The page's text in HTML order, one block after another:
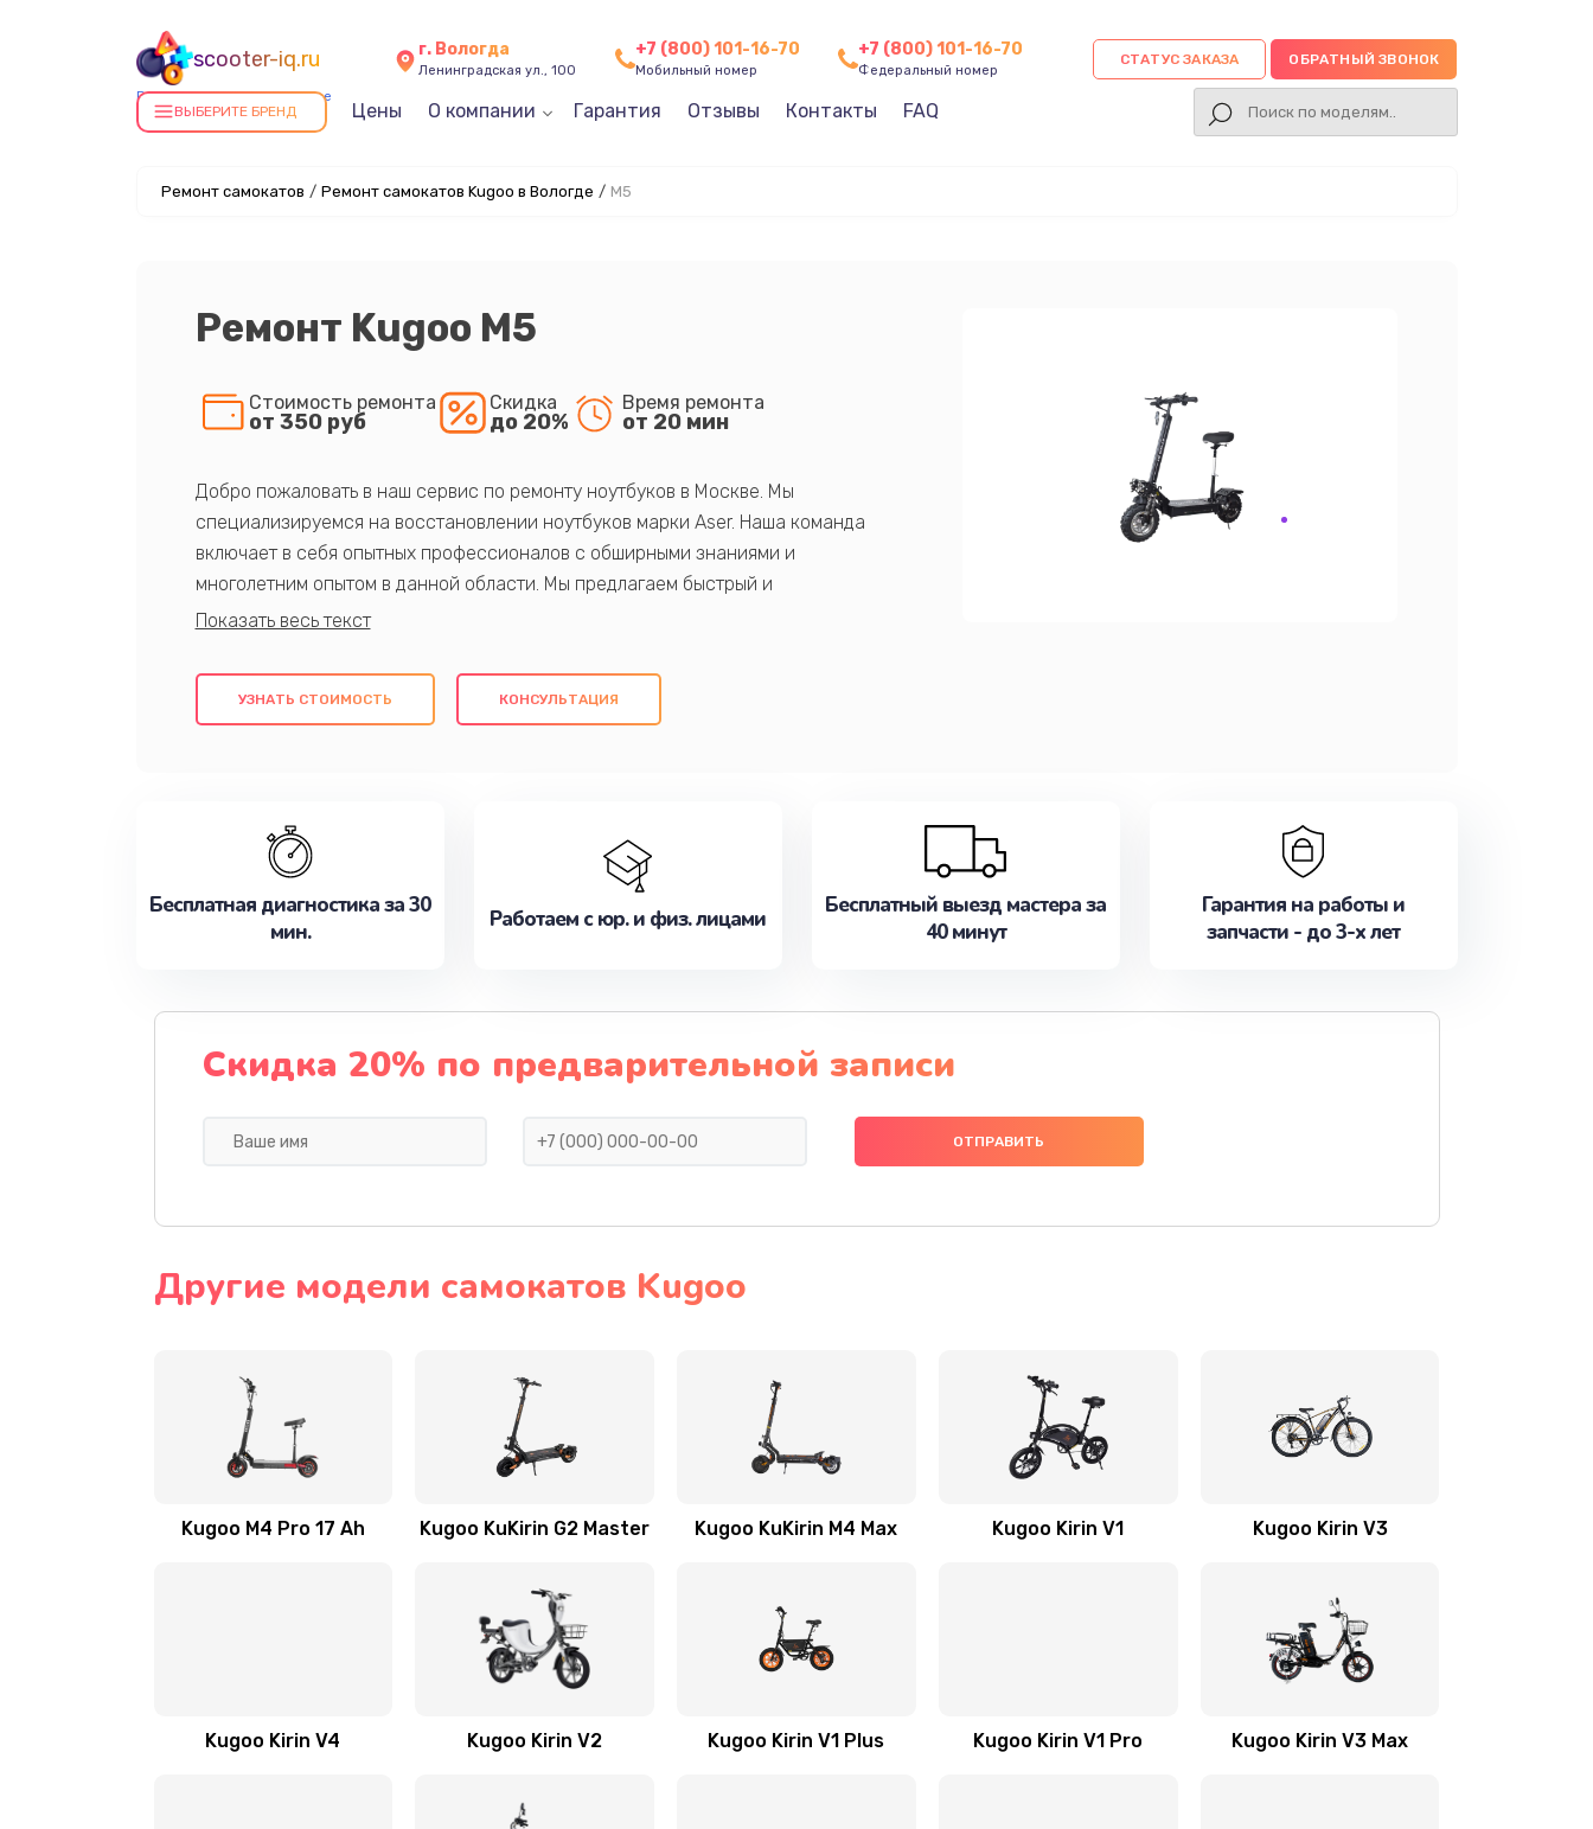
scooter-iq.ru
Ремонт самокатов в Вологде
г. Вологда
Ленинградская ул., 100
+7 (800) 101-16-70
Мобильный номер
+7 (800) 101-16-70
Федеральный номер
СТАТУС ЗАКАЗА ОБРАТНЫЙ ЗВОНОК
ВЫБЕРИТЕ БРЕНД Цены О компании Гарантия Отзывы Контакты FAQ
Ремонт самокатов / Ремонт самокатов Kugoo в Вологде / M5
Ремонт Kugoo M5
Стоимость ремонта
от 350 руб
Скидка
до 20%
Время ремонта
от 20 мин
Добро пожаловать в наш сервис по ремонту ноутбуков в Москве. Мы
специализируемся на восстановлении ноутбуков марки Aser. Наша команда
включает в себя опытных профессионалов с обширными знаниями и
многолетним опытом в данной области. Мы предлагаем быстрый и
качественный ремонт с использованием оригинальных компонентов, а также
клиентам надежное и профессиональное обслуживание, удовлетворяя их
потребности наилучшим образом. Не медлите записаться на ремонт уже
УЗНАТЬ СТОИМОСТЬ КОНСУЛЬТАЦИЯ
Бесплатная диагностика за 30
мин.
Работаем с юр. и физ. лицами
Бесплатный выезд мастера за
40 минут
Гарантия на работы и
запчасти - до 3-х лет
Скидка 20% по предварительной записи
Другие модели самокатов Kugoo
Kugoo M4 Pro 17 Ah Kugoo KuKirin G2 Master Kugoo KuKirin M4 Max Kugoo Kirin V1 Kugoo Kirin V3
Kugoo Kirin V4 Kugoo Kirin V2 Kugoo Kirin V1 Plus Kugoo Kirin V1 Pro Kugoo Kirin V3 Max